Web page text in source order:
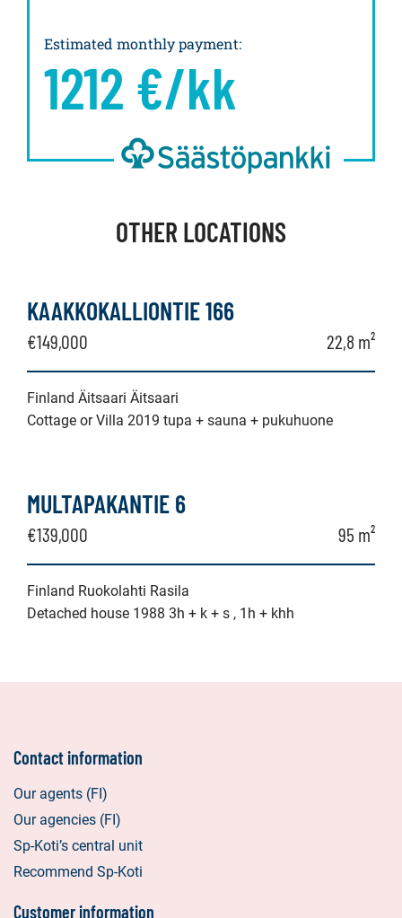
Estimated monthly payment:
1212 €/kk
OTHER LOCATIONS
KAAKKOKALLIONTIE 166
€149,000 22,8 m²
Finland Äitsaari Äitsaari
Cottage or Villa 2019 tupa + sauna + pukuhuone
MULTAPAKANTIE 6
€139,000 95 m²
Finland Ruokolahti Rasila
Detached house 1988 3h + k + s , 1h + khh
Contact information
Our agents (FI)
Our agencies (FI)
Sp-Koti’s central unit
Recommend Sp-Koti
Customer information